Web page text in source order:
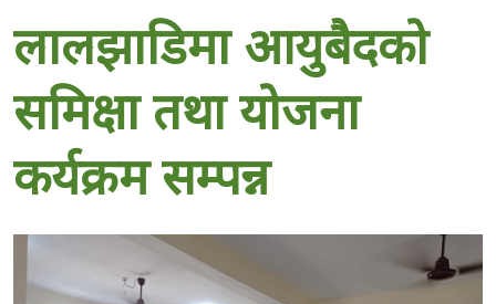
लालझाडिमा आयुबैदको
समिक्षा तथा योजना
कर्यक्रम सम्पन्न